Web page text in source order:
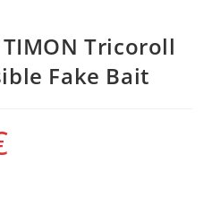
Tricoroll
Fake Bait